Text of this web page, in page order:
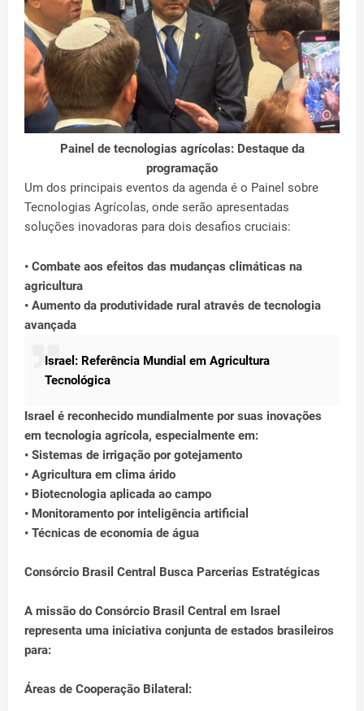
Painel de tecnologias agrícolas: Destaque da
programação
Um dos principais eventos da agenda é o Painel sobre
Tecnologias Agrícolas, onde serão apresentadas
soluções inovadoras para dois desafios cruciais:
• Combate aos efeitos das mudanças climáticas na
agricultura
• Aumento da produtividade rural através de tecnologia
avançada
Israel: Referência Mundial em Agricultura
Tecnológica
Israel é reconhecido mundialmente por suas inovações
em tecnologia agrícola, especialmente em:
• Sistemas de irrigação por gotejamento
• Agricultura em clima árido
• Biotecnologia aplicada ao campo
• Monitoramento por inteligência artificial
• Técnicas de economia de água
Consórcio Brasil Central Busca Parcerias Estratégicas
A missão do Consórcio Brasil Central em Israel
representa uma iniciativa conjunta de estados brasileiros
para:
Áreas de Cooperação Bilateral: